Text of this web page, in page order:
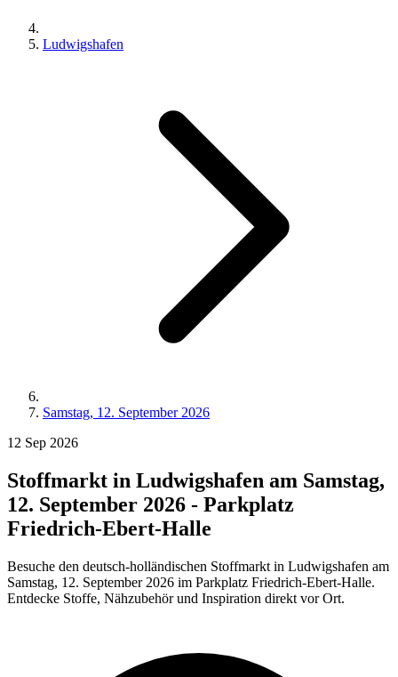
Ludwigshafen
Samstag, 12. September 2026
12 Sep 2026
Stoffmarkt in Ludwigshafen am Samstag,
12. September 2026 - Parkplatz
Friedrich-Ebert-Halle
Besuche den deutsch-holländischen Stoffmarkt in Ludwigshafen am
Samstag, 12. September 2026 im Parkplatz Friedrich-Ebert-Halle.
Entdecke Stoffe, Nähzubehör und Inspiration direkt vor Ort.